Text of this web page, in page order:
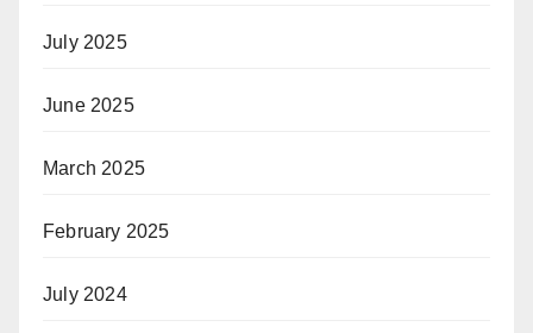
July 2025
June 2025
March 2025
February 2025
July 2024